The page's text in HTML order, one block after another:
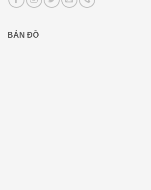
BẢN ĐỒ